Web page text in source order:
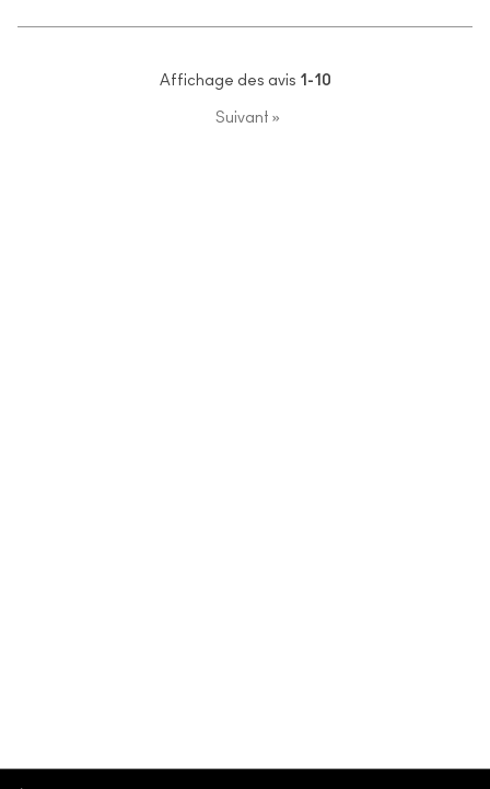
Affichage des avis 1-10
Suivant »